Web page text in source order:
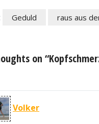
Geduld raus aus
on
Volker